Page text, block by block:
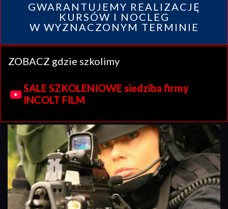
GWARANTUJEMY REALIZACJĘ
KURSÓW I NOCLEG
W WYZNACZONYM TERMINIE
ZOBACZ gdzie szkolimy
SALE SZKOLENIOWE siedziba firmy
INCOLT FILM